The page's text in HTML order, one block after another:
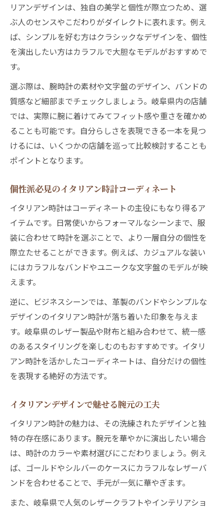
リアンデザインは、独自の美学と個性が際立つため、選
ぶ人のセンスやこだわりがダイレクトに表れます。例え
ば、シンプルを好む方はクラシックなデザインを、個性
を演出したい方はカラフルで大胆なモデルがおすすめで
す。
選ぶ際は、腕時計の素材や文字盤のデザイン、バンドの
質感など細部までチェックしましょう。岐阜県内の店舗
では、実際に腕に着けてみてフィット感や重さを確かめ
ることも可能です。自分らしさを表現できる一本を見つ
けるには、いくつかの店舗を巡って比較検討することも
ポイントとなります。
個性派必見のイタリアン時計コーディネート
イタリアン時計はコーディネートの主役にもなり得るア
イテムです。日常使いからフォーマルなシーンまで、服
装に合わせて時計を選ぶことで、より一層自分の個性を
際立たせることができます。例えば、カジュアルな装い
にはカラフルなバンドやユニークな文字盤のモデルが映
えます。
逆に、ビジネスシーンでは、革製のバンドやシンプルな
デザインのイタリアン時計が落ち着いた印象を与えま
す。岐阜県のレザー製品や財布と組み合わせて、統一感
のあるスタイリングを楽しむのもおすすめです。イタリ
アン時計を活かしたコーディネートは、自分だけの個性
を表現する絶好の方法です。
イタリアンデザインで魅せる腕元の工夫
イタリアン時計の魅力は、その洗練されたデザインと独
特の存在感にあります。腕元を華やかに演出したい場合
は、時計のカラーや素材選びにこだわりましょう。例え
ば、ゴールドやシルバーのケースにカラフルなレザーバ
ンドを合わせることで、手元が一気に華やぎます。
また、岐阜県で人気のレザークラフトやインテリアショ